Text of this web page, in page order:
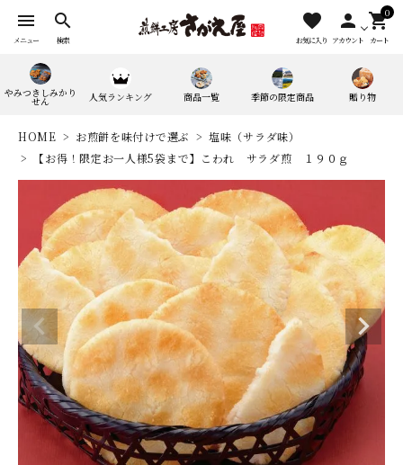
menu
メニュー
search
検索
favorite
お気に入り
person
アカウント
0
shopping_cart
カート
やみつきしみかり
せん 人気ランキング 商品一覧 季節の限定商品 贈り物
search
人気ワード： やみつきしみかりせん
四季満喫便
やまがたマリアージュ
味の煎華
野菜カレー揚煎
HOME お煎餅を味付けで選ぶ
塩味（サラダ味）
【お得！限定お一人様5袋まで】こわれ サラダ煎 １９０ｇ